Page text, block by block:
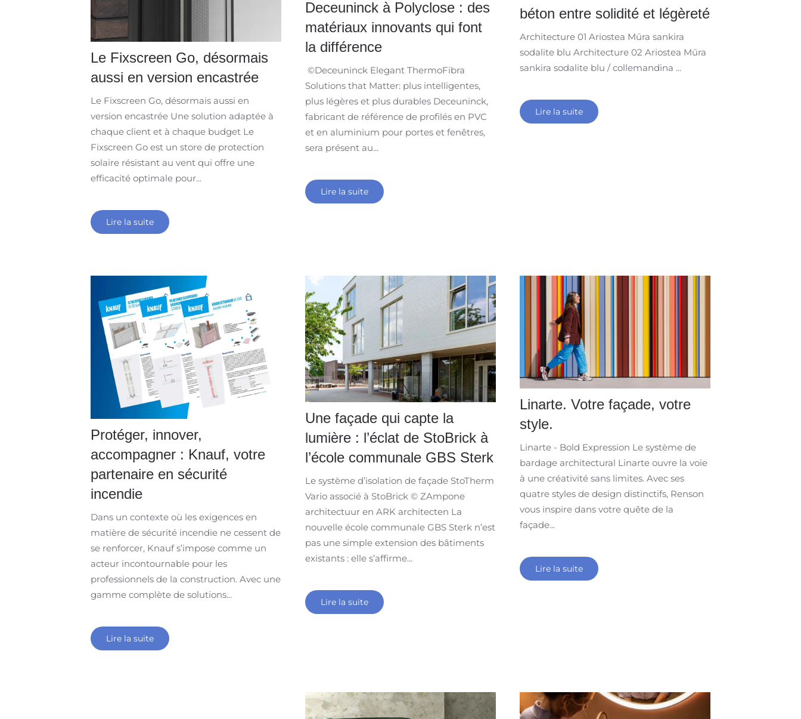
Le Fixscreen Go, désormais
aussi en version encastrée
Le Fixscreen Go, désormais aussi en
version encastrée Une solution adaptée à
chaque client et à chaque budget Le
Fixscreen Go est un store de protection
solaire résistant au vent qui offre une
efficacité optimale pour...
Lire la suite
Deceuninck à Polyclose : des
matériaux innovants qui font
la différence
©Deceuninck Elegant ThermoFibra
Solutions that Matter: plus intelligentes,
plus légères et plus durables Deceuninck,
fabricant de référence de profilés en PVC
et en aluminium pour portes et fenêtres,
sera présent au...
Lire la suite
béton entre solidité et légèreté
Architecture 01 Ariostea Mūra sankira
sodalite blu Architecture 02 Ariostea Mūra
sankira sodalite blu / collemandina ...
Lire la suite
Protéger, innover,
accompagner : Knauf, votre
partenaire en sécurité
incendie
Dans un contexte où les exigences en
matière de sécurité incendie ne cessent de
se renforcer, Knauf s’impose comme un
acteur incontournable pour les
professionnels de la construction. Avec une
gamme complète de solutions...
Lire la suite
Une façade qui capte la
lumière : l’éclat de StoBrick à
l’école communale GBS Sterk
Le système d’isolation de façade StoTherm
Vario associé à StoBrick © ZAmpone
architectuur en ARK architecten La
nouvelle école communale GBS Sterk n’est
pas une simple extension des bâtiments
existants : elle s’affirme...
Lire la suite
Linarte. Votre façade, votre
style.
Linarte - Bold Expression Le système de
bardage architectural Linarte ouvre la voie
à une créativité sans limites. Avec ses
quatre styles de design distinctifs, Renson
vous inspire dans votre quête de la
façade...
Lire la suite